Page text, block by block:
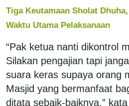
Tiga Keutamaan Sholat
Waktu Utama Pelaksanaan
“Pak ketua nanti dikontrol
Silakan pengajian tapi
suara keras supaya orang
Masjid yang bermanfaat
ditata sebaik-baiknya,”